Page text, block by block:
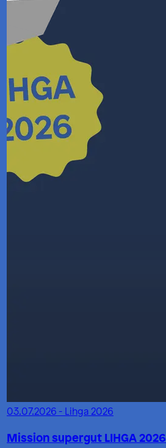
03.07.2026 - Lihga 2026
Mission supergut LIHGA 2026